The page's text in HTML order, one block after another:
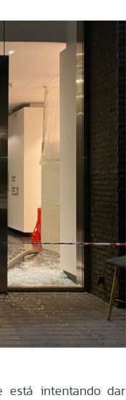
está intentando dar